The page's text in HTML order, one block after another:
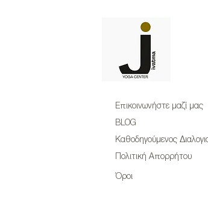
Επικοινωνήστε μαζί μας
BLOG
Καθοδηγούμενος
Πολιτική Απορρήτου
Όροι